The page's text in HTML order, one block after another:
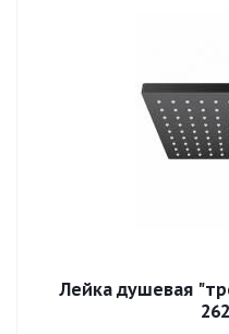
Лейка душевая